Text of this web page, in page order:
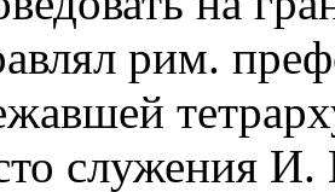
рим.
служения